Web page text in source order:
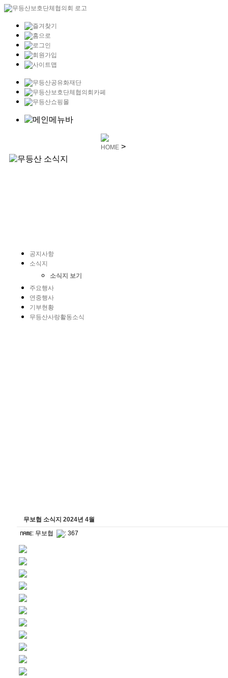
공지사항
소식지
소식지 보기
주요행사
연중행사
기부현황
무등산사랑활동소식
HOME >
무보협 소식지 2024년 4월
: 무보협 : 367